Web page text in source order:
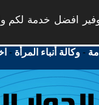
افضل خدمة لكم
-وكالة أنباء المرأة -